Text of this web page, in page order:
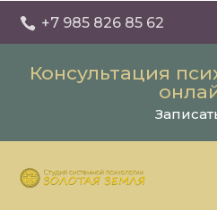
 +7 985 826 85 62
Консультация